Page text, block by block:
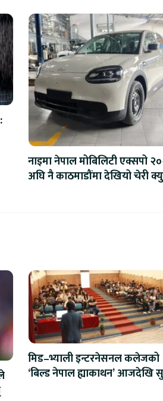
नाइमा नेपाल मोबिलिटी एक्सपो
अघि नै काठमाडौंमा देखियो चेरी क्यु
मिड–भ्याली इन्टरनेसनल कलेजको
‘बिल्ड नेपाल ह्याकाथन’ आजदेखि